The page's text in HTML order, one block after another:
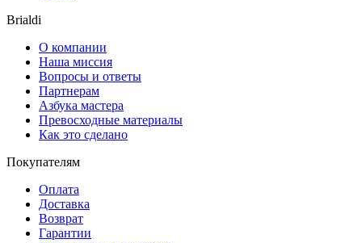
Brialdi
О компании
Наша миссия
Вопросы и ответы
Партнерам
Азбука мастера
Превосходные материалы
Как это сделано
Покупателям
Оплата
Доставка
Возврат
Гарантии